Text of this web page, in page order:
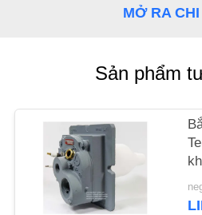
TÔI
MỞ RA
Sản phẩm